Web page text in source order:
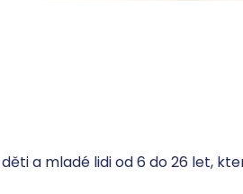
a mladé lidi od 6 do 26 let,